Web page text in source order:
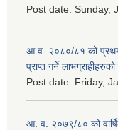
Post date: Sunday,
आ.व. २०८०/८१ को प्रथम
प्राप्त गर्ने
Post date: Friday,
आ. व. २०७९/८० को